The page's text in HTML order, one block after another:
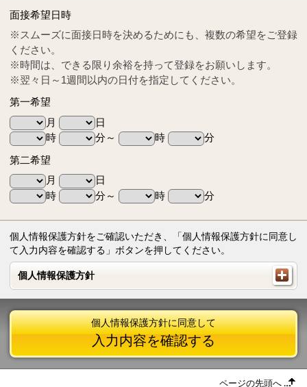
Tel
0570-55-0314
面接希望日時
※スムーズに面接日時を決めるためにも、複数の希望をご登録
ください。
※時間は、できる限り余裕を持って登録をお願いします。
※翌々日～1週間以内の日付を指定してください。
第一希望
月
日
時
分～ 時
分
第二希望
月
日
時
分～ 時 分
個人情報保護方針をご確認いただき、「個人情報保護方針に同意し
て入力内容を確認する」ボタンを押してください。
個人情報保護方針
個人情報保護方針
個人情報保護方針に同意して
入力内容を確認する
ページの先頭へ